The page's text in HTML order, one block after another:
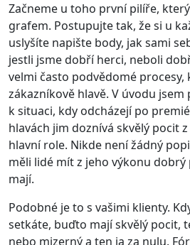
Začneme u toho první pilíře,
grafem. Postupujte tak, že si u
uslyšíte napište body, jak sami
jestli jsme dobří herci, neboli
velmi často podvědomé procesy,
zákazníkově hlavě. V úvodu
k situaci, kdy odcházejí po
hlavách jim doznívá skvělý pocit
hlavní role. Nikde není žádný
měli lidé mít z jeho výkonu dobrý
mají.
Podobné je to s vašimi klienty.
setkáte, buďto mají skvělý pocit,
nebo mizerný a ten ja za nulu.